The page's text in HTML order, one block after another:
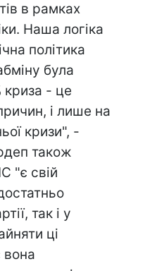
в рамках
Наша логіка
політика
була
криза - це
і лише на
кризи", -
також
"є свій
так і у
ці
вона